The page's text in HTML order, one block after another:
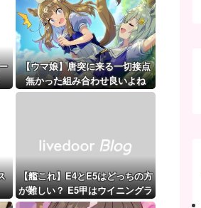
【ウマ娘】唐突に来る一切接点
無かった組み合わせ良いよね
【艦これ】E4とE5はどっちの方
が難しい？ E5甲はウイニングラ
ンって聞いたんだけど